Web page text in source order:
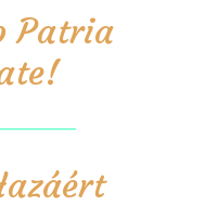
Patria